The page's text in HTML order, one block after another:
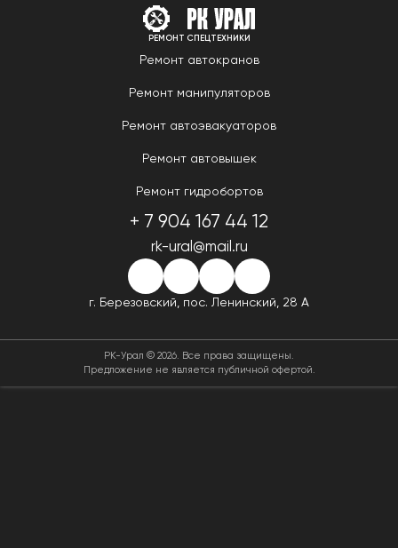
РЕМОНТ СПЕЦТЕХНИКИ
Ремонт автокранов
Ремонт манипуляторов
Ремонт автоэвакуаторов
Ремонт автовышек
Ремонт гидробортов
+ 7 904 167 44 12
rk-ural@mail.ru
г. Березовский, пос. Ленинский, 28 А
РК-Урал © 2026. Все права защищены.
Предложение не является публичной офертой.